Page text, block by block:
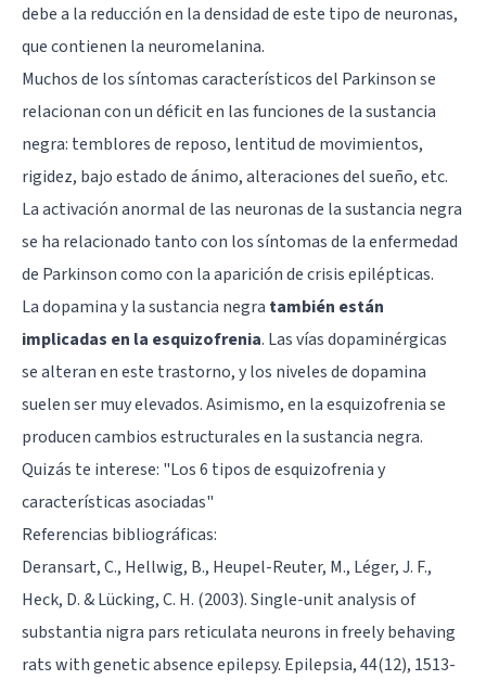
debe a la reducción en la densidad de este tipo de neuronas,
que contienen la neuromelanina.
Muchos de los síntomas característicos del Parkinson se
relacionan con un déficit en las funciones de la sustancia
negra: temblores de reposo, lentitud de movimientos,
rigidez, bajo estado de ánimo, alteraciones del sueño, etc.
La activación anormal de las neuronas de la sustancia negra
se ha relacionado tanto con los síntomas de la enfermedad
de Parkinson como con la aparición de crisis epilépticas.
La dopamina y la sustancia negra también están
implicadas en la esquizofrenia. Las vías dopaminérgicas
se alteran en este trastorno, y los niveles de dopamina
suelen ser muy elevados. Asimismo, en la esquizofrenia se
producen cambios estructurales en la sustancia negra.
Quizás te interese: "Los 6 tipos de esquizofrenia y
características asociadas"
Referencias bibliográficas:
Deransart, C., Hellwig, B., Heupel-Reuter, M., Léger, J. F.,
Heck, D. & Lücking, C. H. (2003). Single-unit analysis of
substantia nigra pars reticulata neurons in freely behaving
rats with genetic absence epilepsy. Epilepsia, 44(12), 1513-